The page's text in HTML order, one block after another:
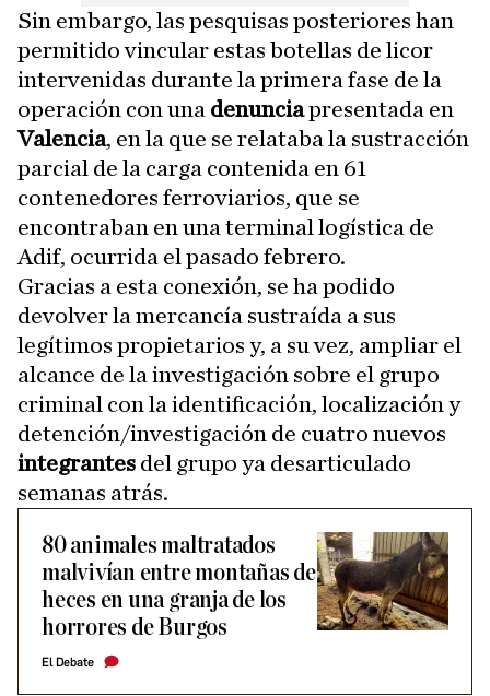
Sin embargo, las pesquisas posteriores han
permitido vincular estas botellas de licor
intervenidas durante la primera fase de la
operación con una denunciapresentada en
Valencia, en la que se relataba la sustracción
parcial de la carga contenida en 61
contenedores ferroviarios, que se
encontraban en una terminal logística de
Adif, ocurrida el pasado febrero.
Gracias a esta conexión, se ha podido
devolver la mercancía sustraída a sus
legítimos propietarios y, a su vez, ampliar el
alcance de la investigación sobre el grupo
criminal con la identificación, localización y
detención/investigación de cuatro nuevos
integrantes del grupo ya desarticulado
semanas atrás.
80 animales maltratados
malvivían entre montañas de
heces en una granja de los
horrores de Burgos
El Debate